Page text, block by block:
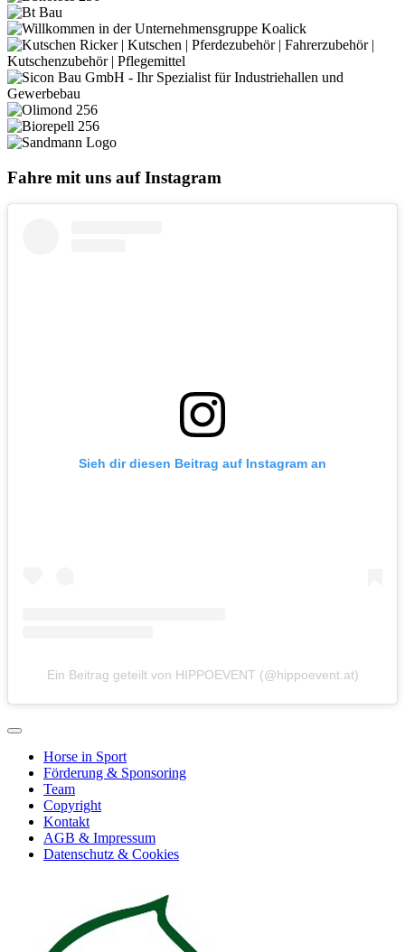
Fahre mit uns auf Instagram
Sieh dir diesen Beitrag auf Instagram an
Ein Beitrag geteilt von HIPPOEVENT (@hippoevent.at)
Horse in Sport
Förderung & Sponsoring
Team
Copyright
Kontakt
AGB & Impressum
Datenschutz & Cookies